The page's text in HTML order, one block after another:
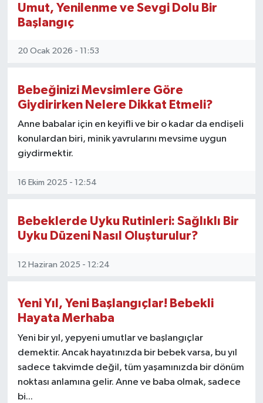
Umut, Yenilenme ve Sevgi Dolu Bir
Başlangıç
20 Ocak 2026 - 11:53
Bebeğinizi Mevsimlere Göre
Giydirirken Nelere Dikkat Etmeli?
Anne babalar için en keyifli ve bir o kadar da endişeli
konulardan biri, minik yavrularını mevsime uygun
giydirmektir.
16 Ekim 2025 - 12:54
Bebeklerde Uyku Rutinleri: Sağlıklı Bir
Uyku Düzeni Nasıl Oluşturulur?
12 Haziran 2025 - 12:24
Yeni Yıl, Yeni Başlangıçlar! Bebekli
Hayata Merhaba
Yeni bir yıl, yepyeni umutlar ve başlangıçlar
demektir. Ancak hayatınızda bir bebek varsa, bu yıl
sadece takvimde değil, tüm yaşamınızda bir dönüm
noktası anlamına gelir. Anne ve baba olmak, sadece
bi...
YAŞAM